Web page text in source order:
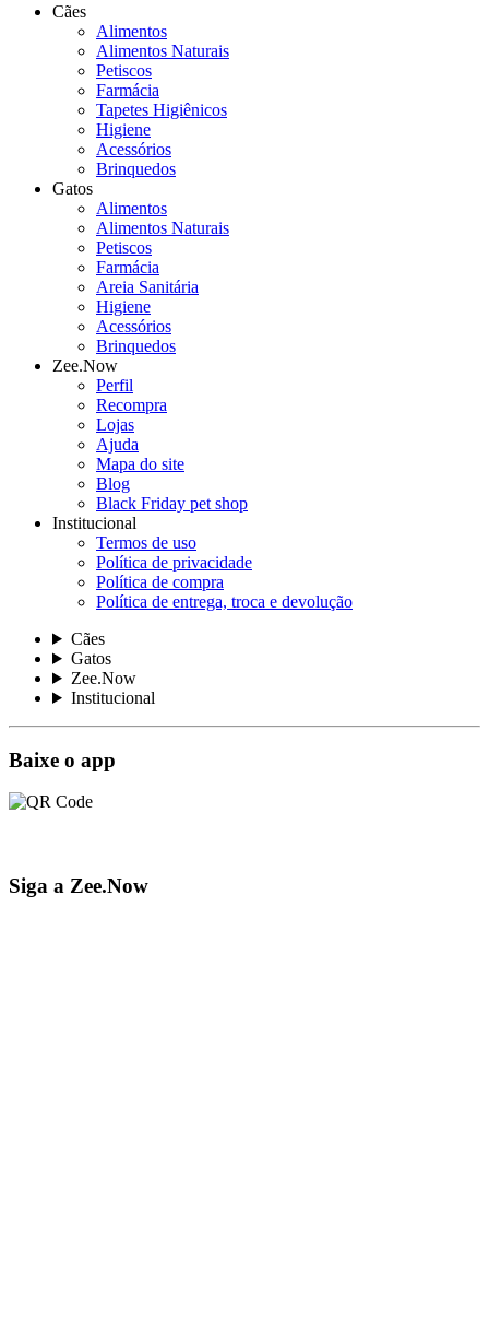
Cães
Alimentos
Alimentos Naturais
Petiscos
Farmácia
Tapetes Higiênicos
Higiene
Acessórios
Brinquedos
Gatos
Alimentos
Alimentos Naturais
Petiscos
Farmácia
Areia Sanitária
Higiene
Acessórios
Brinquedos
Zee.Now
Perfil
Recompra
Lojas
Ajuda
Mapa do site
Blog
Black Friday pet shop
Institucional
Termos de uso
Política de privacidade
Política de compra
Política de entrega, troca e devolução
Cães
Gatos
Zee.Now
Institucional
Baixe o app
Siga a Zee.Now